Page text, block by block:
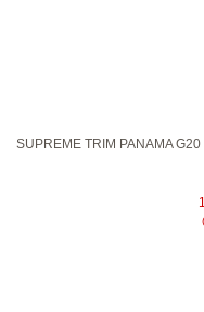
SUPREME TRIM PANAMA